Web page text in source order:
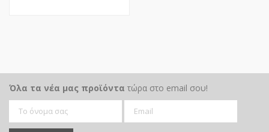
Όλα τα νέα μας προϊόντα τώρα στο email σου!